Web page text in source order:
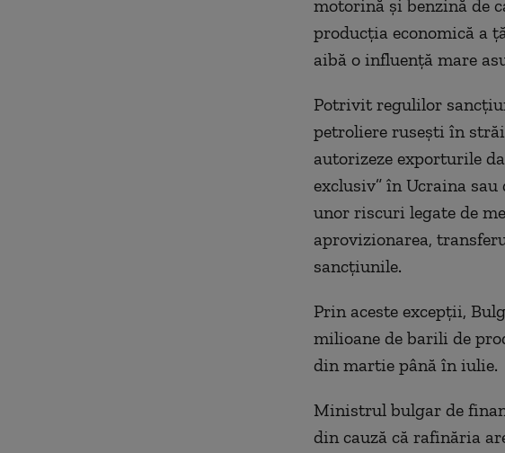
motorină și benzină de
producția economică a
aibă o influență mare
Potrivit regulilor
petroliere rusești în
autorizeze exporturile
exclusiv” în Ucraina
unor riscuri legate de
aprovizionarea,
sancțiunile.
Prin aceste excepții,
milioane de barili de
din martie până în iulie.
Ministrul bulgar de
din cauză că rafinăria